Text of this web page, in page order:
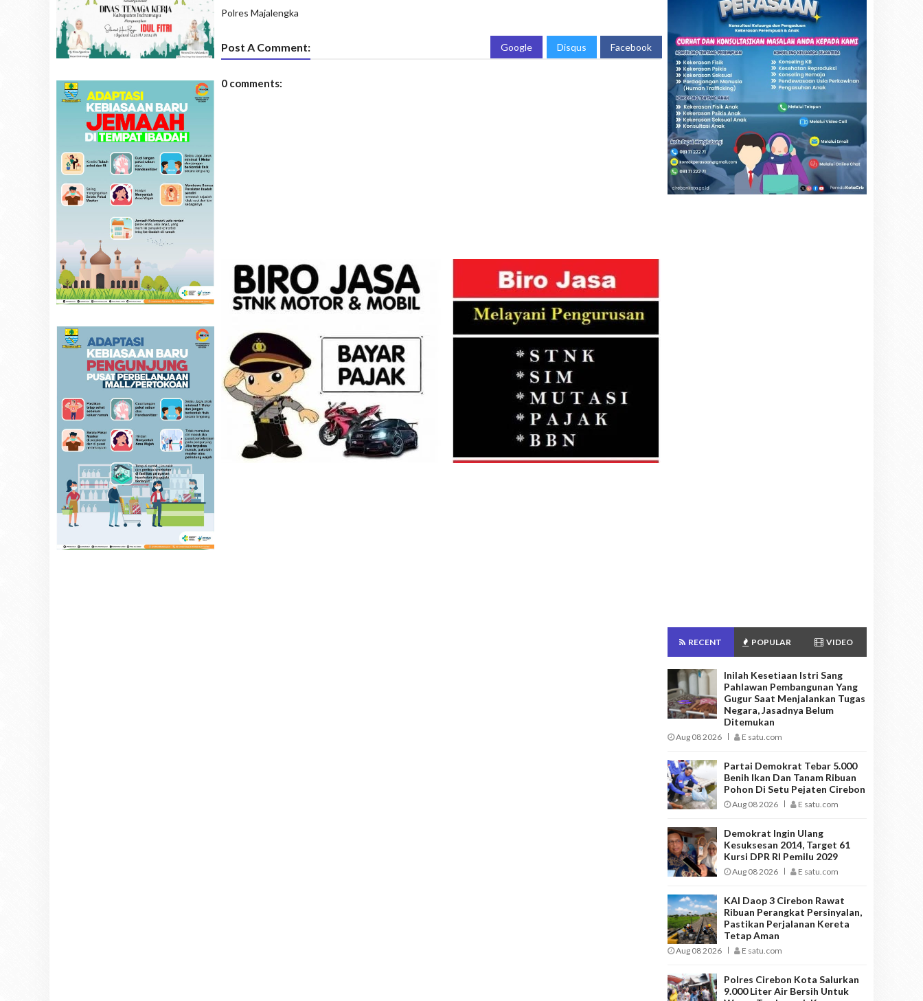
Polres Majalengka
Post A Comment: Google Disqus Facebook
0 comments:
RECENT POPULAR VIDEO
Inilah Kesetiaan Istri Sang
Pahlawan Pembangunan Yang
Gugur Saat Menjalankan Tugas
Negara, Jasadnya Belum
Ditemukan
Aug 08 2026 E satu.com
Partai Demokrat Tebar 5.000
Benih Ikan Dan Tanam Ribuan
Pohon Di Setu Pejaten Cirebon
Aug 08 2026 E satu.com
Demokrat Ingin Ulang
Kesuksesan 2014, Target 61
Kursi DPR RI Pemilu 2029
Aug 08 2026 E satu.com
KAI Daop 3 Cirebon Rawat
Ribuan Perangkat Persinyalan,
Pastikan Perjalanan Kereta
Tetap Aman
Aug 08 2026 E satu.com
Polres Cirebon Kota Salurkan
9.000 Liter Air Bersih Untuk